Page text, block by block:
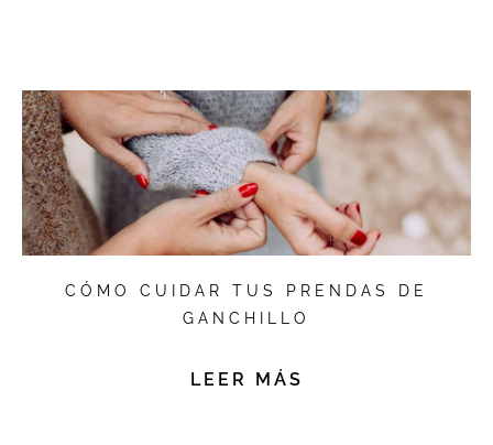
CÓMO CUIDAR TUS PRENDAS DE
GANCHILLO
LEER MÁS